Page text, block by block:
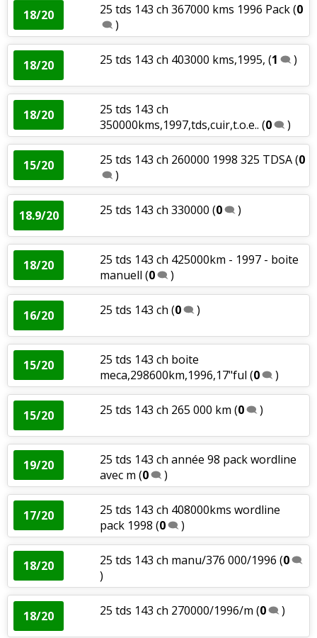
18/20 25 tds 143 ch 367000 kms 1996 Pack(0
)
18/20 25 tds 143 ch 403000 kms,1995, (1 )
18/20
25 tds 143 ch
350000kms,1997,tds,cuir,t.o.e.. (0 )
15/20 25 tds 143 ch 260000 1998 325 TDSA(0
)
18.9/20 25 tds 143 ch 330000 (0 )
18/20
25 tds 143 ch 425000km - 1997 - boite
manuell (0 )
16/20 25 tds 143 ch (0 )
15/20
25 tds 143 ch boite
meca,298600km,1996,17"ful (0 )
15/20 25 tds 143 ch 265 000 km (0 )
19/20
25 tds 143 ch année 98 pack wordline
avec m (0 )
17/20
25 tds 143 ch 408000kms wordline
pack 1998 (0 )
18/20 25 tds 143 ch manu/376 000/1996 (0
)
18/20 25 tds 143 ch 270000/1996/m (0 )